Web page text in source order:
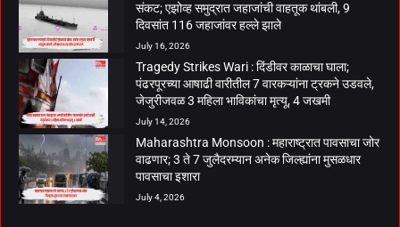
संकट; एझोव्ह समुद्रात जहाजांची वाहतूक थांबली, 9
दिवसांत 116 जहाजांवर हल्ले झाले
July 16, 2026
Tragedy Strikes Wari : दिंडीवर काळाचा घाला;
पंढरपूरच्या आषाढी वारीतील 7 वारकऱ्यांना ट्रकने उडवले,
जेजुरीजवळ 3 महिला भाविकांचा मृत्यू, 4 जखमी
July 14, 2026
Maharashtra Monsoon : महाराष्ट्रात पावसाचा जोर
वाढणार; 3 ते 7 जुलैदरम्यान अनेक जिल्ह्यांना मुसळधार
पावसाचा इशारा
July 4, 2026